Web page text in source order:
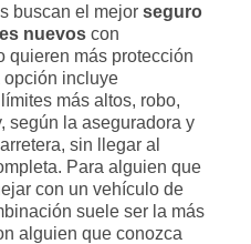
buscan el mejor seguro
nuevos con
quieren más protección
opción incluye
más altos, robo,
según la aseguradora y
sin llegar al
Para alguien que
con un vehículo de
suele ser la más
alguien que conozca